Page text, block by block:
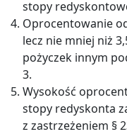
stopy
Oprocentowanie
lecz nie mniej niż
pożyczek innym
3.
Wysokość
stopy redyskonta
z zastrzeżeniem §